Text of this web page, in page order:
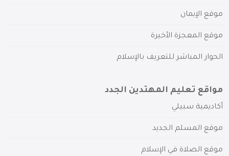
موقع الإيمان
موقع المعجزة الأخيرة
الحوار المباشر للتعريف بالإسلام
مواقع تعليم المهتدين الجدد
أكاديمية سبيلي
موقع المسلم الجديد
موقع الصلاة في الإسلام